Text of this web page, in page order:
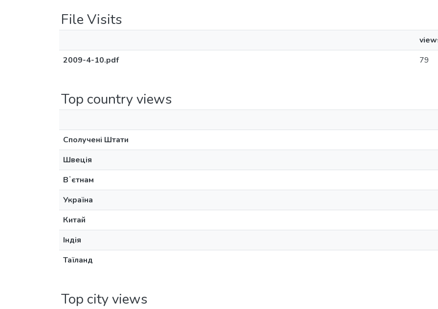
File Visits
2009-4-10.pdf
79
Top country views
Сполучені Штати
Швеція
Вʼєтнам
Україна
Китай
Індія
Таїланд
Top city views